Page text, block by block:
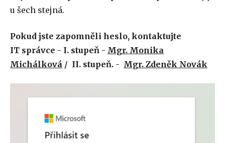
u šech stejná.
Pokud jste zapomněli heslo, kontaktujte
IT správce - I. stupeň - Mgr. Monika
Michálková / II. stupeň. - Mgr. Zdeněk Novák